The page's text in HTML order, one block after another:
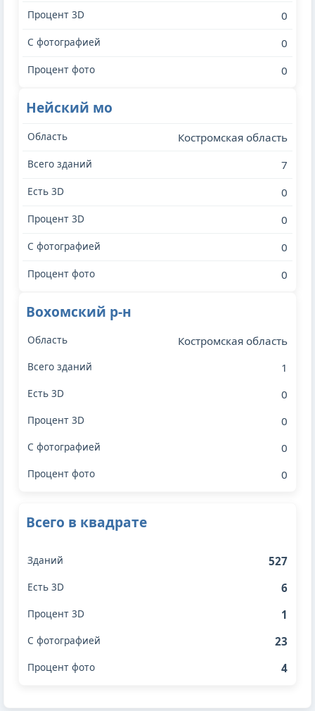
0
0
0
Нейский мо
Костромская область
7
0
0
0
0
Вохомский р-н
Костромская область
1
0
0
0
0
Всего в квадрате
527
6
1
23
4